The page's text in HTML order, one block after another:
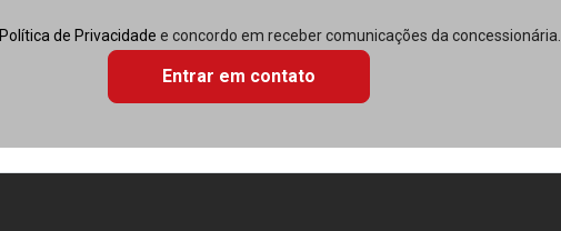
Política de Privacidade e concordo em receber comunicações da concessionária.
Entrar em contato